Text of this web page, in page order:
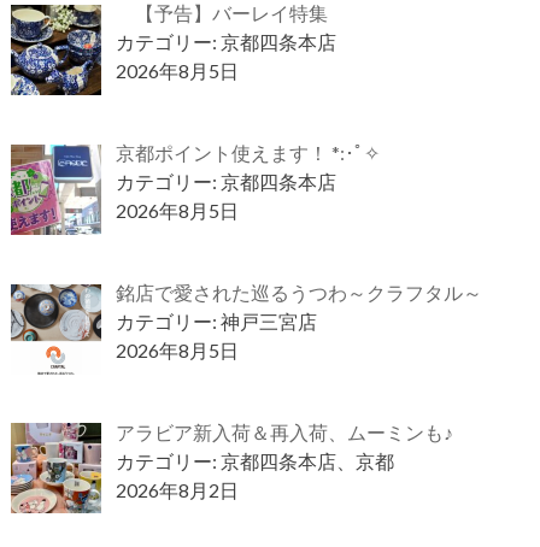
【予告】バーレイ特集
カテゴリー: 京都四条本店
2026年8月5日
京都ポイント使えます！ *:･ﾟ✧
カテゴリー: 京都四条本店
2026年8月5日
銘店で愛された巡るうつわ～クラフタル～
カテゴリー: 神戸三宮店
2026年8月5日
アラビア新入荷＆再入荷、ムーミンも♪
カテゴリー: 京都四条本店、京都
2026年8月2日